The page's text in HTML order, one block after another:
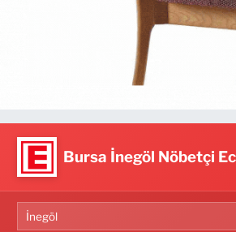
Bursa İnegöl Nöbetçi